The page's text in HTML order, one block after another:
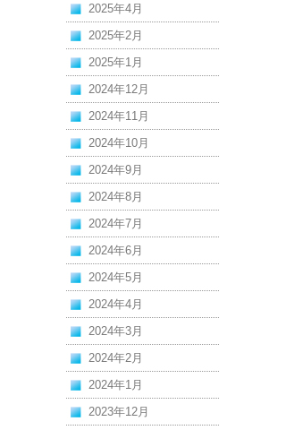
2025年4月
2025年2月
2025年1月
2024年12月
2024年11月
2024年10月
2024年9月
2024年8月
2024年7月
2024年6月
2024年5月
2024年4月
2024年3月
2024年2月
2024年1月
2023年12月